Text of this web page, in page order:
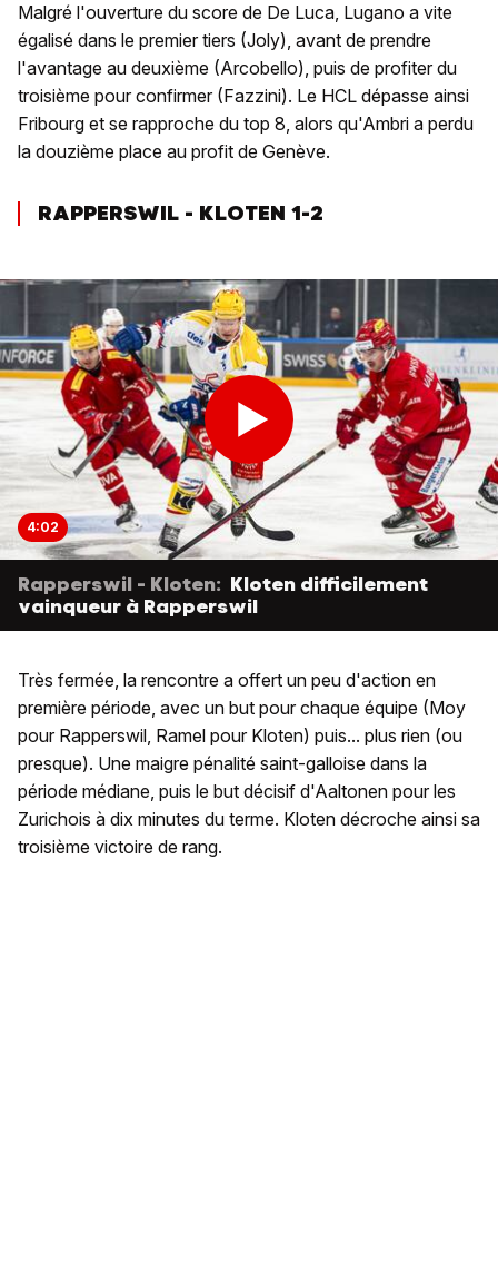
Malgré l'ouverture du score de De Luca, Lugano a vite
égalisé dans le premier tiers (Joly), avant de prendre
l'avantage au deuxième (Arcobello), puis de profiter du
troisième pour confirmer (Fazzini). Le HCL dépasse ainsi
Fribourg et se rapproche du top 8, alors qu'Ambri a perdu
la douzième place au profit de Genève.
RAPPERSWIL - KLOTEN 1-2
4:02
Rapperswil - Kloten: Kloten difficilement
vainqueur à Rapperswil
Très fermée, la rencontre a offert un peu d'action en
première période, avec un but pour chaque équipe (Moy
pour Rapperswil, Ramel pour Kloten) puis... plus rien (ou
presque). Une maigre pénalité saint-galloise dans la
période médiane, puis le but décisif d'Aaltonen pour les
Zurichois à dix minutes du terme. Kloten décroche ainsi sa
troisième victoire de rang.